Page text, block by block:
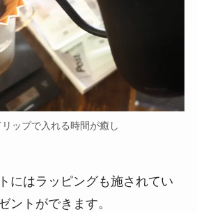
ップで入れる時間が癒し
にはラッピングも施されてい
ントができます。